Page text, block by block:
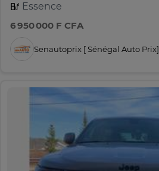
Essence
6 950 000 F CFA
Senautoprix [ Sénégal Auto Prix]